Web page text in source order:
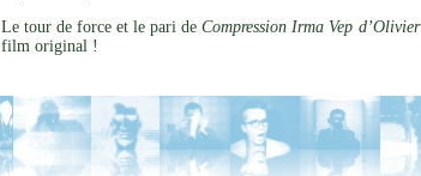
Le tour de force et le pari deCompression Irma Vep d’Olivier
film original !